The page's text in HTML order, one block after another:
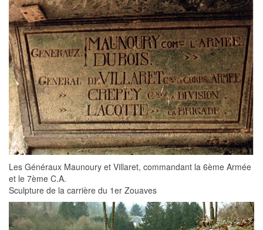
Les Généraux Maunoury et Villaret, commandant la 6ème Armée
et le 7ème C.A.
Sculpture de la carrière du 1er Zouaves